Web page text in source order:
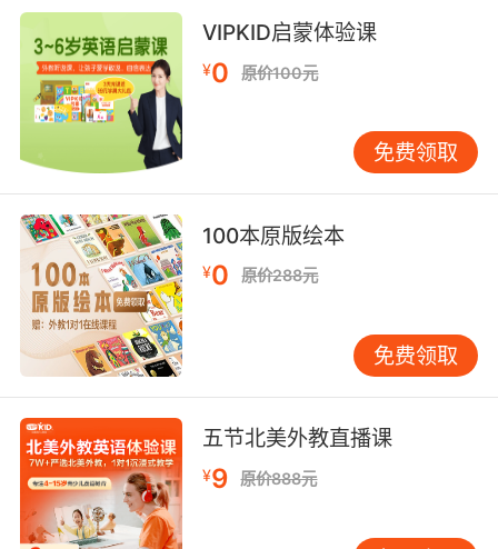
题材多样性能激发持续兴趣。除传统故事外，可
引入科普类音频如《National Geographic
Kids》，将"光合作用"等概念融入情景对话。实
证研究表明，接触多学科内容的儿童，语境推理
能力较单一故事听众高29%。建议建立"主题资源
库"，如动物主题整合《The Very Hungry
Caterpillar》与BBC纪录片片段，形成知识网
络。
三、精听与泛听的黄金配比
泛听如同广撒网，建议每日不少于1小时，利用碎
片时间培养语感。通勤途中播放《Sesame
Street》经典曲目，睡前开启慢速朗读版
《Charlotte's Web》，通过大量可理解输入积累
听觉词汇。神经语言学研究证实，当输入量达到
500小时，儿童能自然习得基础语法结构。
精听训练需遵循"分解-重组"原则。选择2-3分钟
音频，首遍整体感知，第二遍按意群暂停跟读，
VIPKID启蒙体验课
¥0 原价100元
免费领取
100本原版绘本
¥0 原价288元
免费领取
五节北美外教直播课
¥9 原价888元